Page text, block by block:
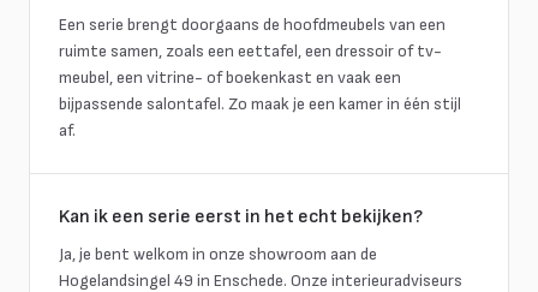
Een serie brengt doorgaans de hoofdmeubels van een
ruimte samen, zoals een eettafel, een dressoir of tv-
meubel, een vitrine- of boekenkast en vaak een
bijpassende salontafel. Zo maak je een kamer in één stijl
af.
Kan ik een serie eerst in het echt bekijken?
Ja, je bent welkom in onze showroom aan de
Hogelandsingel 49 in Enschede. Onze interieuradviseurs